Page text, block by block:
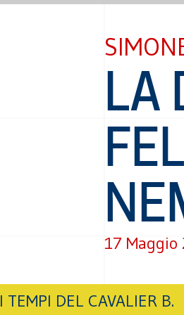
LA
17 Maggio
I TEMPI DEL CAVALIER B.